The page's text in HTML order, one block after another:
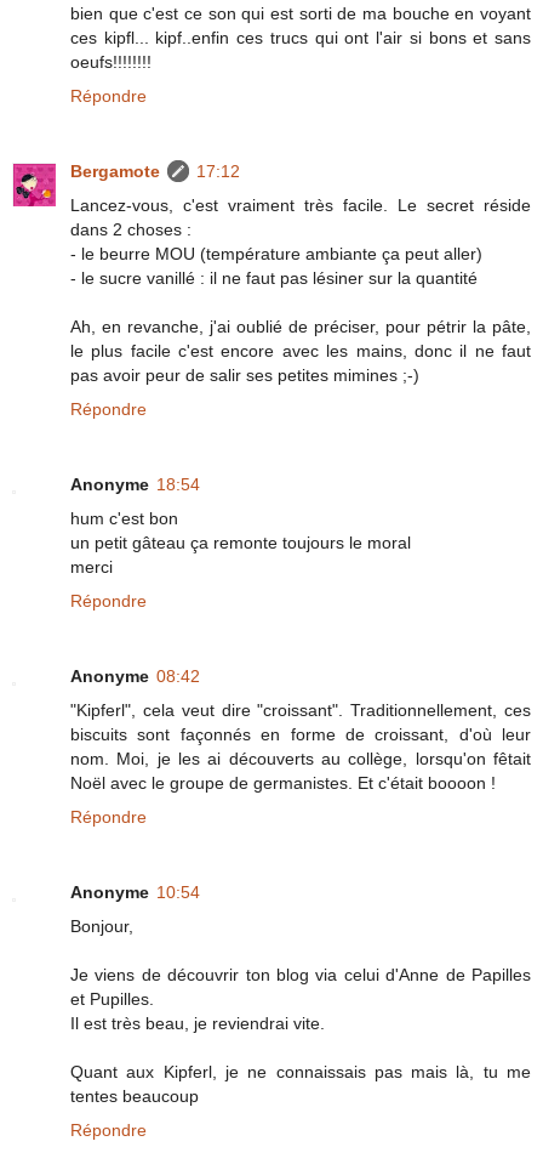
bien que c'est ce son qui est sorti de ma bouche en voyant
ces kipfl... kipf..enfin ces trucs qui ont l'air si bons et sans
oeufs!!!!!!!!
Répondre
Bergamote
17:12
Lancez-vous, c'est vraiment très facile. Le secret réside
dans 2 choses :
- le beurre MOU (température ambiante ça peut aller)
- le sucre vanillé : il ne faut pas lésiner sur la quantité
Ah, en revanche, j'ai oublié de préciser, pour pétrir la pâte,
le plus facile c'est encore avec les mains, donc il ne faut
pas avoir peur de salir ses petites mimines ;-)
Répondre
Anonyme 18:54
hum c'est bon
un petit gâteau ça remonte toujours le moral
merci
Répondre
Anonyme 08:42
"Kipferl", cela veut dire "croissant". Traditionnellement, ces
biscuits sont façonnés en forme de croissant, d'où leur
nom. Moi, je les ai découverts au collège, lorsqu'on fêtait
Noël avec le groupe de germanistes. Et c'était boooon !
Répondre
Anonyme 10:54
Bonjour,
Je viens de découvrir ton blog via celui d'Anne de Papilles
et Pupilles.
Il est très beau, je reviendrai vite.
Quant aux Kipferl, je ne connaissais pas mais là, tu me
tentes beaucoup
Répondre